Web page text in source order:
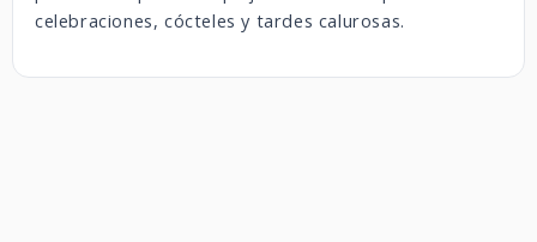
celebraciones, cócteles y tardes calurosas.